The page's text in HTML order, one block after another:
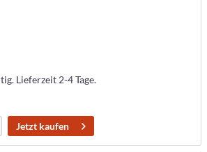
Lieferzeit 2-4 Tage.
Jetzt kaufen